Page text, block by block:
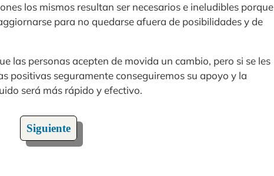
los mismos resultan ser necesarios e ineludibles porque
para no quedarse afuera de posibilidades y de
las personas acepten de movida un cambio, pero si se les
positivas seguramente conseguiremos su apoyo y la
será más rápido y efectivo.
Siguiente